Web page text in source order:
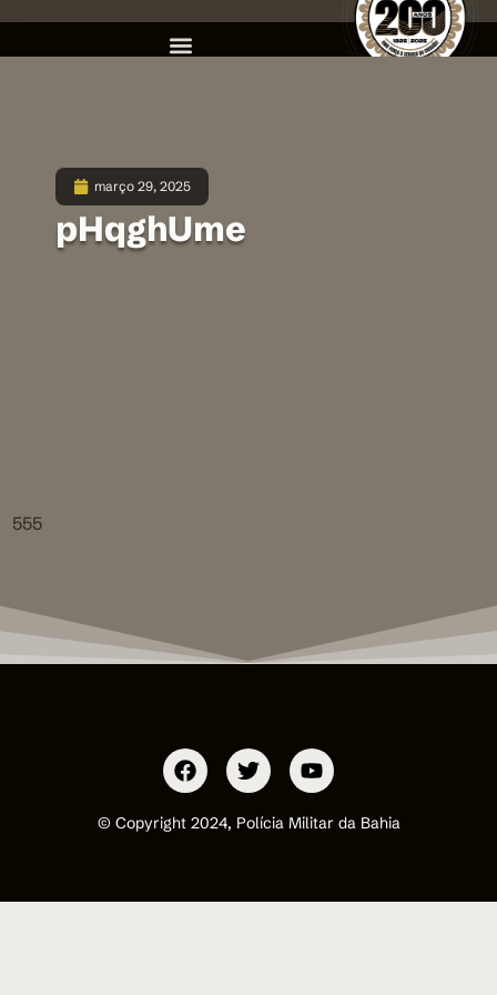
março 29, 2025
pHqghUme
555
© Copyright 2024, Polícia Militar da Bahia